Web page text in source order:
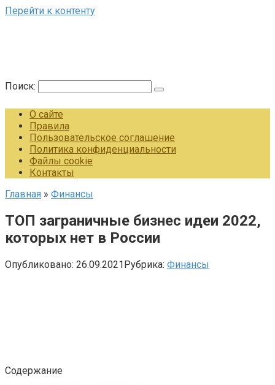
Перейти к контенту
Поиск:
О сайте
Правила
Пользовательское соглашение
Политика конфиденциальности
Файлы cookie
Контакты
Главная » Финансы
ТОП заграничные бизнес идеи 2022,
которых нет в России
Опубликовано: 26.09.2021Рубрика: Финансы
Содержание